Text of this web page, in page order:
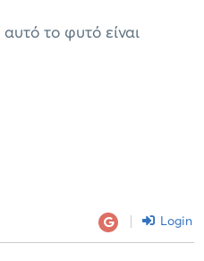
το φυτό είναι
Login